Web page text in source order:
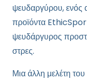
ψευδαργύρου, ενός
προϊόντα
ψευδάργυρος
στρες.
Μια άλλη μελέτη